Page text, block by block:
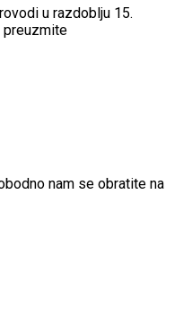
u razdoblju 15.
preuzmite
nam se obratite na